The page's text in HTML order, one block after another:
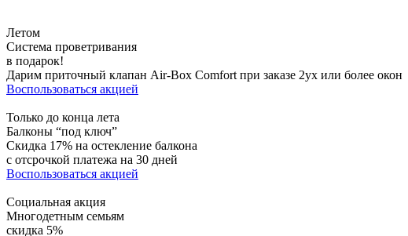
Летом
Система проветривания
в подарок!
Дарим приточный клапан Air-Box Comfort при заказе 2ух или более окон
Воспользоваться акцией
Только до конца лета
Балконы “под ключ”
Скидка 17% на остекление балкона
с отсрочкой платежа на 30 дней
Воспользоваться акцией
Социальная акция
Многодетным семьям
скидка 5%